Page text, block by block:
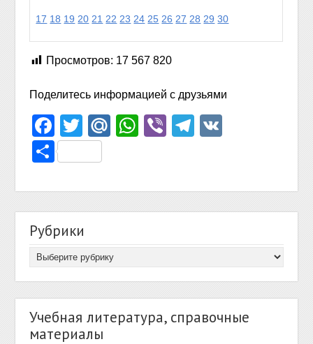
17 18 19 20 21 22 23 24 25 26 27 28 29 30
Просмотров: 17 567 820
Поделитесь информацией с друзьями
Facebook
TwitterMail.Ru
WhatsApp
ViberTelegram
Отправить
Рубрики
Учебная литература, справочные
материалы